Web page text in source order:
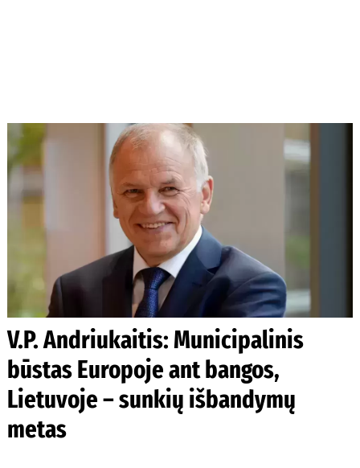
V.P. Andriukaitis: Municipalinis
būstas Europoje ant bangos,
Lietuvoje – sunkių išbandymų
metas